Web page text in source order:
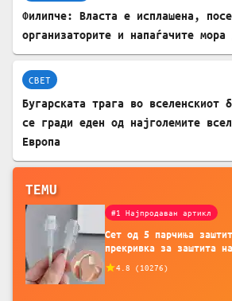
Филипче: Власта е исплашена,
организаторите и напаѓачите мора
СВЕТ
Бугарската трага во вселенскиот
се гради еден од најголемите
Европа
TEMU
#1 Најпродаван артикл
Сет од 5 парчиња
прекривка за заштита
додатоци за заштита на
батерија, за мобилни
4.8 ( 10276)